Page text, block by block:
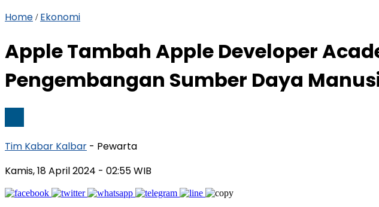
Home / Ekonomi
Apple Tambah Apple Developer
Pengembangan Sumber Daya
Tim Kabar Kalbar - Pewarta
Kamis, 18 April 2024 - 02:55 WIB